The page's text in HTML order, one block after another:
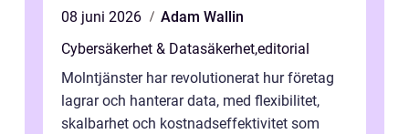
08 juni 2026
Adam Wallin
Cybersäkerhet & Datasäkerhet,editorial
Molntjänster har revolutionerat hur företag
lagrar och hanterar data, med flexibilitet,
skalbarhet och kostnadseffektivitet som